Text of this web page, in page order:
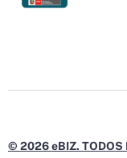
© 2026 eBIZ. TODOS